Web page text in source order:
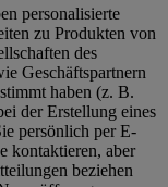
personalisierte
zu Produkten von
des
Geschäftspartnern
haben (z. B.
der Erstellung eines
persönlich per E-
kontaktieren, aber
beziehen